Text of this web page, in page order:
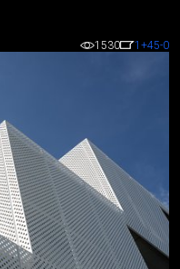
1530 1 +45-0